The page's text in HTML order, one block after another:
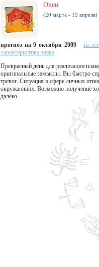
Овен
(20 марта - 19 апреля)
прогноз на 9 октября 2009
на
характеристика знака
Прекрасный день для реализации
оригинальные замыслы. Вы быстро
тревог. Ситуация в сфере личных
окружающих. Возможно получение
далеко.